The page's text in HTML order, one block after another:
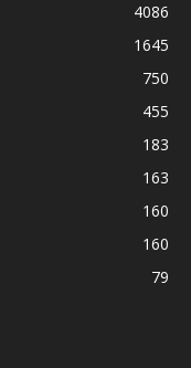
4086
1645
750
455
183
163
160
160
79